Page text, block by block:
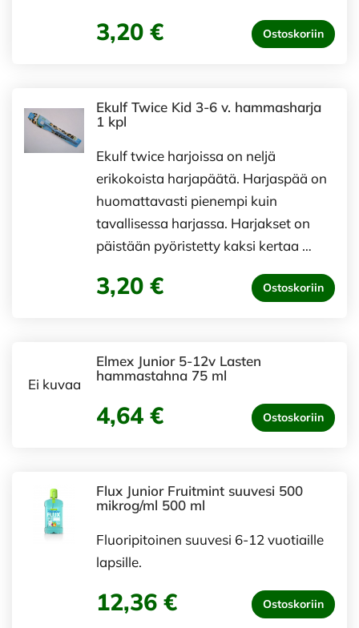
3,20 € Ostoskoriin
Ekulf Twice Kid 3-6 v. hammasharja
1 kpl
Ekulf twice harjoissa on neljä
erikokoista harjapäätä. Harjaspää on
huomattavasti pienempi kuin
tavallisessa harjassa. Harjakset on
päistään pyöristetty kaksi kertaa …
3,20 € Ostoskoriin
Ei kuvaa
Elmex Junior 5-12v Lasten
hammastahna 75 ml
4,64 € Ostoskoriin
Flux Junior Fruitmint suuvesi 500
mikrog/ml 500 ml
Fluoripitoinen suuvesi 6-12 vuotiaille
lapsille.
12,36 € Ostoskoriin